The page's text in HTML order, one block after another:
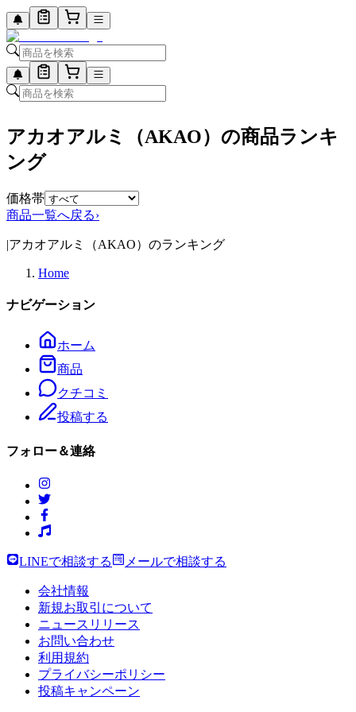
アカオアルミ（AKAO）の商品ランキ
ング
価格帯
商品一覧へ戻る›
|アカオアルミ（AKAO）のランキング
Home
ナビゲーション
ホーム
商品
クチコミ
投稿する
フォロー＆連絡
LINEで相談する メールで相談する
会社情報
新規お取引について
ニュースリリース
お問い合わせ
利用規約
プライバシーポリシー
投稿キャンペーン